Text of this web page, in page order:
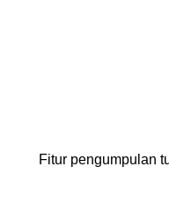
Fitur pengumpulan